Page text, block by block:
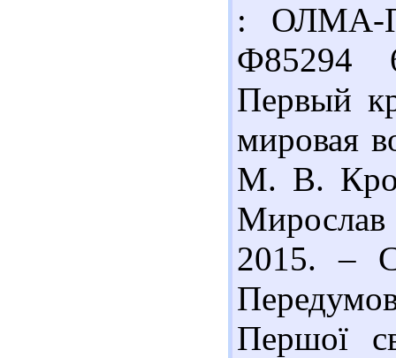
: ОЛМА-
Ф85294
Первый
мировая
М. В.
2015. –
Першої